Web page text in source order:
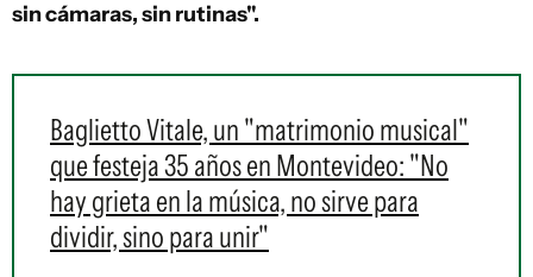
sin cámaras, sin rutinas".
Baglietto Vitale, un "matrimonio musical"
que festeja 35 años en Montevideo: "No
hay grieta en la música, no sirve para
dividir, sino para unir"